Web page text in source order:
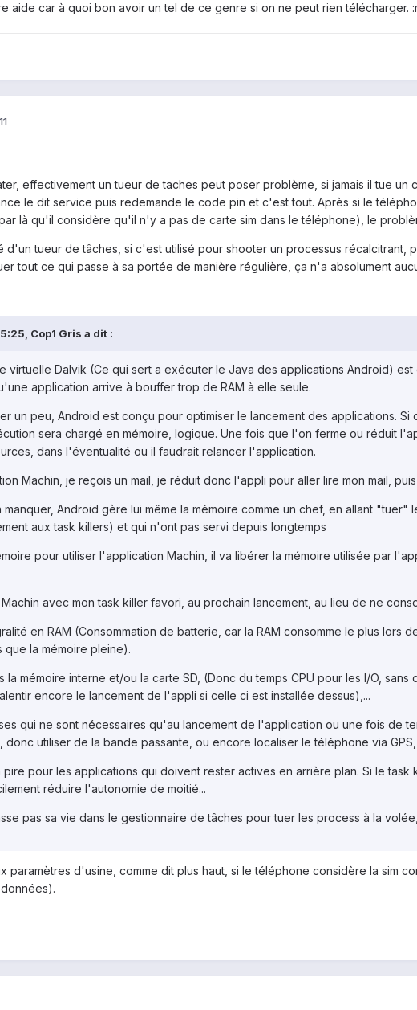
aide car à quoi bon avoir un tel de ce genre si on ne peut rien télécharger.
effectivement un tueur de taches peut poser problème, si jamais il tue
le dit service puis redemande le code pin et c'est tout. Après si le
là qu'il considère qu'il n'y a pas de carte sim dans le téléphone), le
d'un tueur de tâches, si c'est utilisé pour shooter un processus récalcitrant,
tout ce qui passe à sa portée de manière régulière, ça n'a absolument
Cop1 Gris a dit :
virtuelle Dalvik (Ce qui sert a exécuter le Java des applications Android)
application arrive à bouffer trop de RAM à elle seule.
un peu, Android est conçu pour optimiser le lancement des applications.
sera chargé en mémoire, logique. Une fois que l'on ferme ou réduit
dans l'éventualité ou il faudrait relancer l'application.
Machin, je reçois un mail, je réduit donc l'appli pour aller lire mon mail,
manquer, Android gère lui même la mémoire comme un chef, en allant
aux task killers) et qui n'ont pas servi depuis longtemps
pour utiliser l'application Machin, il va libérer la mémoire utilisée par
avec mon task killer favori, au prochain lancement, au lieu de ne
en RAM (Consommation de batterie, car la RAM consomme le plus lors
que la mémoire pleine).
la mémoire interne et/ou la carte SD, (Donc du temps CPU pour les I/O,
encore le lancement de l'appli si celle ci est installée dessus),...
qui ne sont nécessaires qu'au lancement de l'application ou une fois de
donc utiliser de la bande passante, ou encore localiser le téléphone via
pour les applications qui doivent rester actives en arrière plan. Si le
réduire l'autonomie de moitié...
pas sa vie dans le gestionnaire de tâches pour tuer les process à la
paramètres d'usine, comme dit plus haut, si le téléphone considère la sim